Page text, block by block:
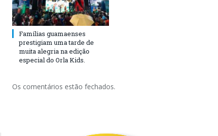
Famílias guamaenses
prestigiam uma tarde de
muita alegria na edição
especial do Orla Kids.
Os comentários estão fechados.